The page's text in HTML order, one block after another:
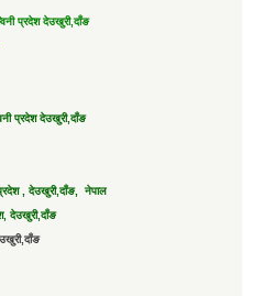
प्रदेश देउखुरी,दाँङ
प्रदेश देउखुरी,दाँङ
प्रदेश , देउखुरी,दाँङ, नेपाल
देउखुरी,दाँङ